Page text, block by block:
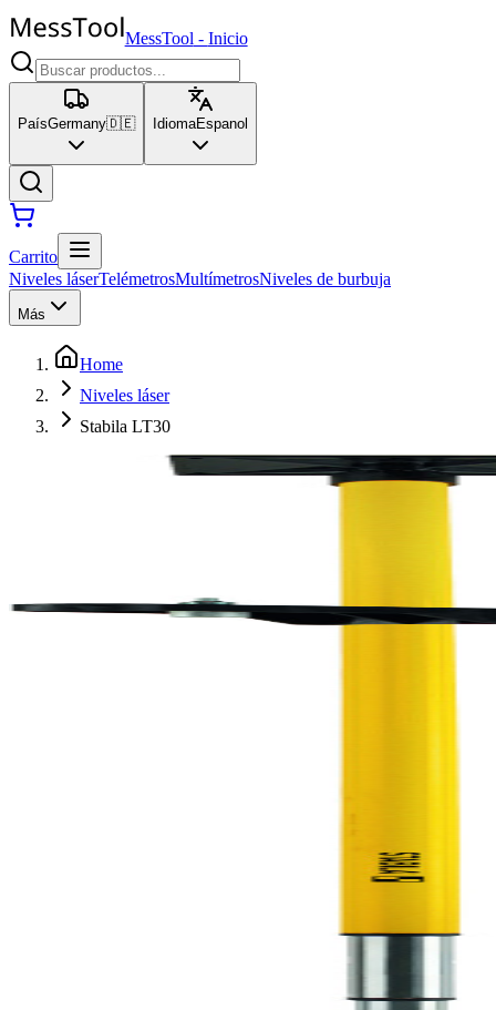
MessTool - Inicio
PaísGermany🇩🇪 IdiomaEspanol
Carrito
Niveles láserTelémetrosMultímetrosNiveles de burbuja
Más
Home
Niveles láser
Stabila LT30